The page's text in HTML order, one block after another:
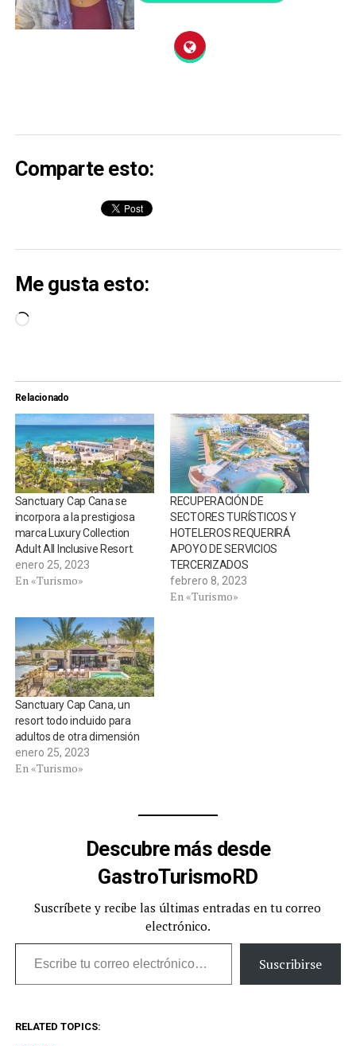
Comparte esto:
Me gusta esto:
Cargando...
Relacionado
Sanctuary Cap Cana se
incorpora a la prestigiosa
marca Luxury Collection
Adult All Inclusive Resort.
enero 25, 2023
En «Turismo»
RECUPERACIÓN DE
SECTORES TURÍSTICOS Y
HOTELEROS REQUERIRÁ
APOYO DE SERVICIOS
TERCERIZADOS
febrero 8, 2023
En «Turismo»
Sanctuary Cap Cana, un
resort todo incluido para
adultos de otra dimensión
enero 25, 2023
En «Turismo»
Descubre más desde
GastroTurismoRD
Suscríbete y recibe las últimas entradas en tu correo
electrónico.
Escribe tu correo electrónico…
Suscribirse
RELATED TOPICS: